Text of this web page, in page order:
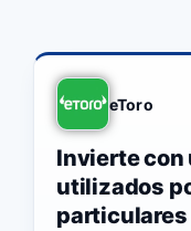
eToro
Invierte con
utilizados
particulares